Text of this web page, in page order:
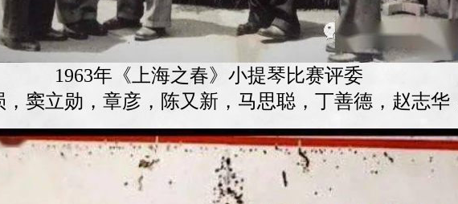
1963年《上海之春》小提琴比赛评委
，窦立勋，章彦，陈又新，马思聪，丁善德，赵志华